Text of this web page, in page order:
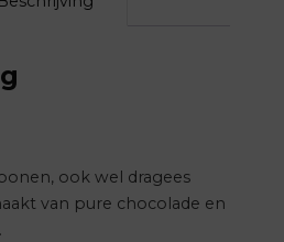
ook wel dragees
van pure chocolade en